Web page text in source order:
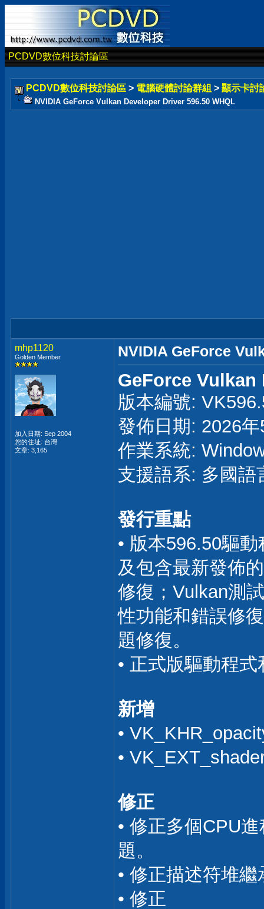
PCDVD數位科技討論區
PCDVD數位科技討論區 > 電腦硬體討論群組 > 顯示卡討
NVIDIA GeForce Vulkan Developer Driver 596.50 WHQL
mhp1120
Golden Member
加入日期: Sep 2004
您的住址: 台灣
文章: 3,165
NVIDIA GeForce
GeForce
版本編號:
發佈日期: 2026
作業系統:
支援語系: 多國語
發行重點
• 版本596.50驅
及包含最新發佈
修復；Vulkan測
性功能和錯誤修
題修復。
• 正式版驅動程
新增
•
•
修正
• 修正多個CPU
題。
• 修正描述符堆
• 修正